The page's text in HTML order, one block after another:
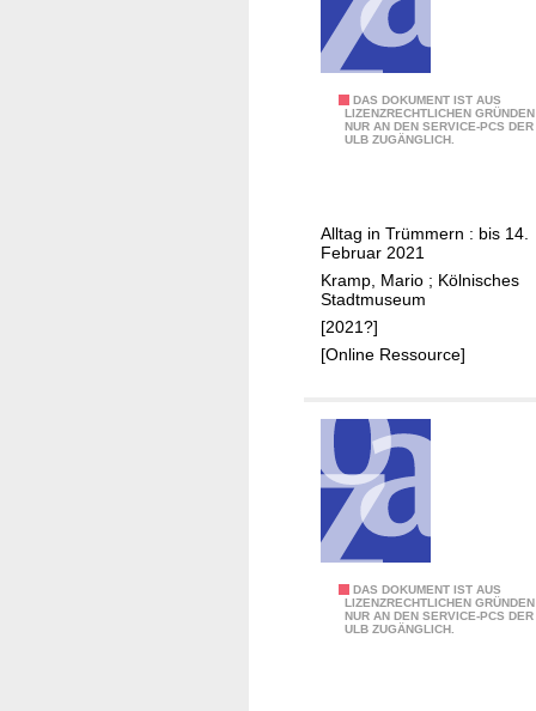
DAS DOKUMENT IST AUS
LIZENZRECHTLICHEN GRÜNDEN
NUR AN DEN SERVICE-PCS DER
ULB ZUGÄNGLICH.
l
n
1
9
4
Alltag in Trümmern : bis 14.
Februar 2021
Kramp, Mario ; Kölnisches
Stadtmuseum
[2021?]
[Online Ressource]
DAS DOKUMENT IST AUS
LIZENZRECHTLICHEN GRÜNDEN
NUR AN DEN SERVICE-PCS DER
ULB ZUGÄNGLICH.